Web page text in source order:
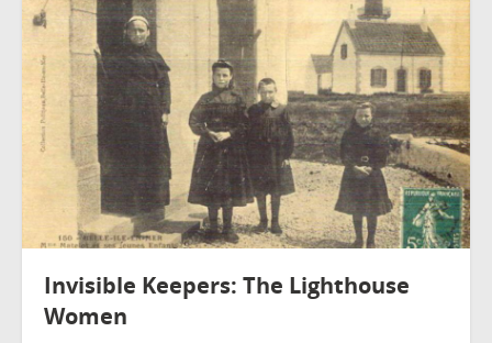
Invisible Keepers: The Lighthouse
Women